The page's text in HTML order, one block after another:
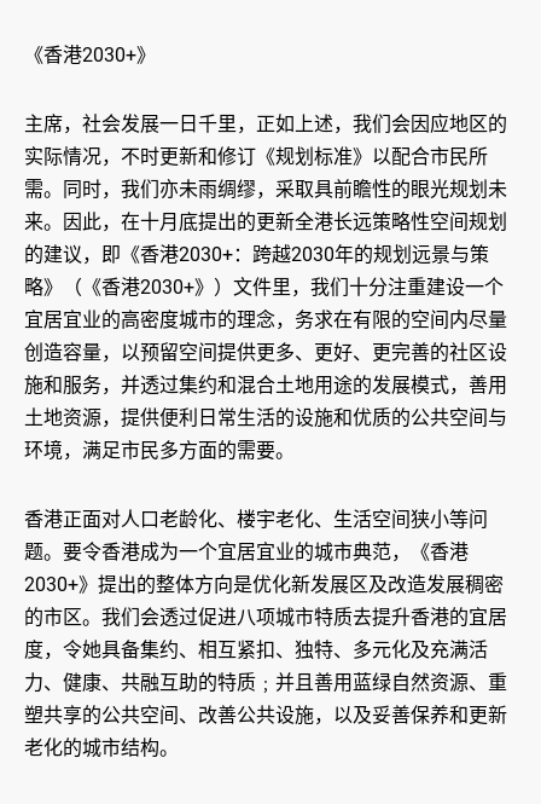
《香港2030+》
主席，社会发展一日千里，正如上述，我们会因应地区的
实际情况，不时更新和修订《规划标准》以配合市民所
需。同时，我们亦未雨绸缪，采取具前瞻性的眼光规划未
来。因此，在十月底提出的更新全港长远策略性空间规划
的建议，即《香港2030+：跨越2030年的规划远景与策
略》（《香港2030+》）文件里，我们十分注重建设一个
宜居宜业的高密度城市的理念，务求在有限的空间内尽量
创造容量，以预留空间提供更多、更好、更完善的社区设
施和服务，并透过集约和混合土地用途的发展模式，善用
土地资源，提供便利日常生活的设施和优质的公共空间与
环境，满足市民多方面的需要。
香港正面对人口老龄化、楼宇老化、生活空间狭小等问
题。要令香港成为一个宜居宜业的城市典范，《香港
2030+》提出的整体方向是优化新发展区及改造发展稠密
的市区。我们会透过促进八项城市特质去提升香港的宜居
度，令她具备集约、相互紧扣、独特、多元化及充满活
力、健康、共融互助的特质﹔并且善用蓝绿自然资源、重
塑共享的公共空间、改善公共设施，以及妥善保养和更新
老化的城市结构。